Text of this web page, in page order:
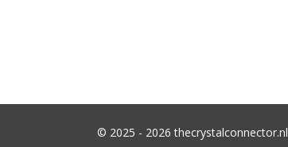
© 2025 - 2026 thecrystalconnector.nl